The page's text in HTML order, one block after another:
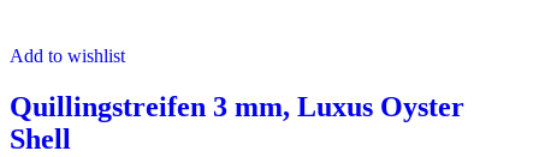
Add to wishlist
Quillingstreifen 3 mm, Luxus Oyster
Shell